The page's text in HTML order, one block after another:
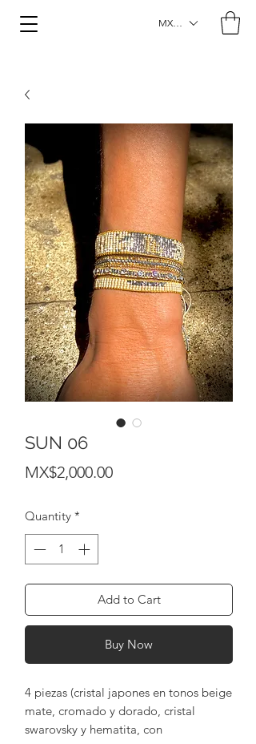
MXN ($)
SUN 06
MX$2,000.00Price
Quantity *
Add to Cart
Buy Now
4 piezas (cristal japones en tonos beige
mate, cromado y dorado, cristal
swarovsky y hematita, con